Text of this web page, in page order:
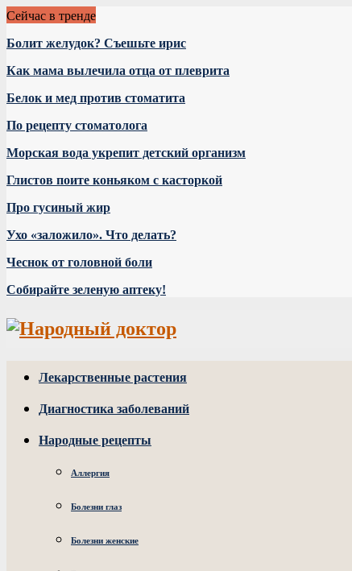
Сейчас в тренде
Болит желудок? Съешьте ирис
Как мама вылечила отца от плеврита
Белок и мед против стоматита
По рецепту стоматолога
Морская вода укрепит детский организм
Глистов поите коньяком с касторкой
Про гусиный жир
Ухо «заложило». Что делать?
Чеснок от головной боли
Собирайте зеленую аптеку!
Лекарственные растения
Диагностика заболеваний
Народные рецепты
Аллергия
Болезни глаз
Болезни женские